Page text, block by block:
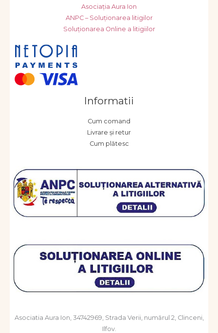
Asociația Aura Ion
ANPC – Soluționarea litigilor
Soluționarea Online a litigiilor
Informatii
Cum comand
Livrare și retur
Cum plătesc
Asociatia Aura Ion, 34742969, Strada Verii, numărul 2, Clinceni,
Ilfov.